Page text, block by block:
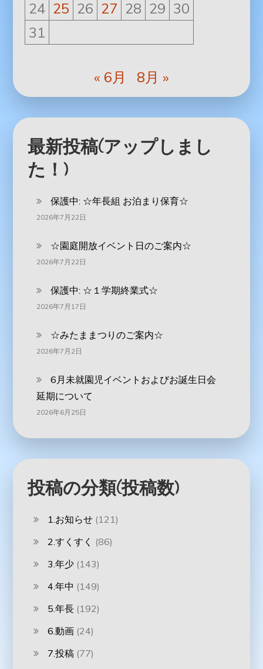
24 25 26 27 28 29 30
31
« 6月 8月 »
最新投稿(アップしまし
た！)
保護中: ‪☆年長組 お泊まり保育☆
2026年7月22日
☆園庭開放イベント日のご案内☆
2026年7月22日
保護中: ☆１学期終業式☆
2026年7月17日
☆みたままつりのご案内☆
2026年7月2日
6月未就園児イベントおよびお誕生日会
延期について
2026年6月25日
投稿の分類(投稿数)
1.お知らせ (121)
2.すくすく (86)
3.年少 (143)
4.年中 (149)
5.年長 (192)
6.動画 (24)
7.投稿 (77)